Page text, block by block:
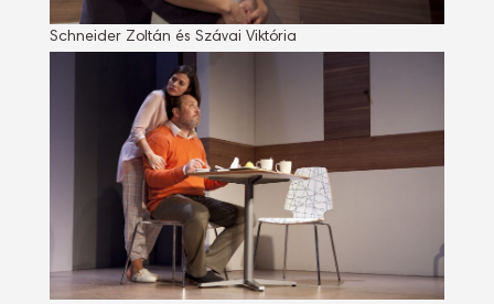
Schneider Zoltán és Szávai Viktória